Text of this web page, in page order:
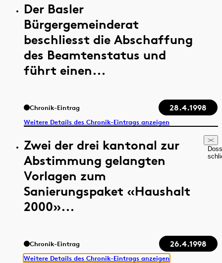
Der Basler
Bürgergemeinderat
beschliesst die Abschaffung
des Beamtenstatus und
führt einen...
Chronik-Eintrag 28.4.1998
Weitere Details des Chronik-Eintrags anzeigen
Zwei der drei kantonal zur
Abstimmung gelangten
Vorlagen zum
Sanierungspaket «Haushalt
2000»...
Chronik-Eintrag 26.4.1998
Weitere Details des Chronik-Eintrags anzeigen